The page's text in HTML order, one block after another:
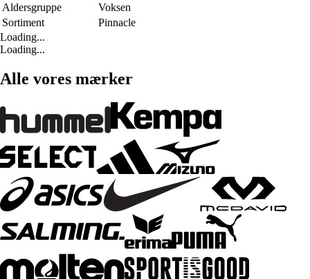
Aldersgruppe
Voksen
Sortiment
Pinnacle
Loading...
Loading...
Alle vores mærker